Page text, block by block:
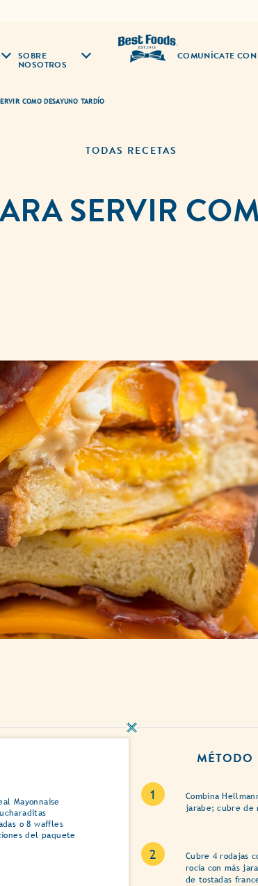
SOBRE
NOSOTROS
COMUNÍCATE
COMO DESAYUNO TARDÍO
TODAS RECETAS
SERVIR
Mayonnaise
o 8 waffles
del paquete
MÉTODO
Combina
jarabe; cubre de
Cubre 4 rodajas
rocía con más
de tostadas